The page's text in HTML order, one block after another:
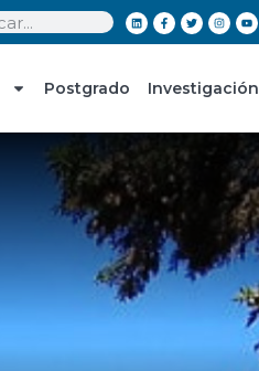
Postgrado Investigación